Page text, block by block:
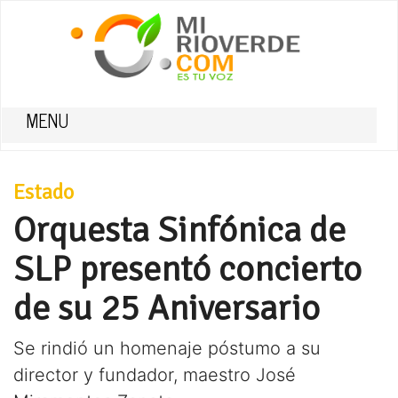
MENU
Estado
Orquesta Sinfónica de
SLP presentó concierto
de su 25 Aniversario
Se rindió un homenaje póstumo a su
director y fundador, maestro José